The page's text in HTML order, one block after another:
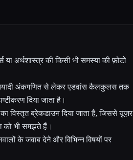
या अर्थशास्त्र की किसी भी समस्या की फ़ोटो
अंकगणित से लेकर एडवांस कैलकुलस तक
दिया जाता है।
विस्तृत ब्रेकडाउन दिया जाता है, जिससे यूज़र
को भी समझते हैं।
के जवाब देने और विभिन्न विषयों पर